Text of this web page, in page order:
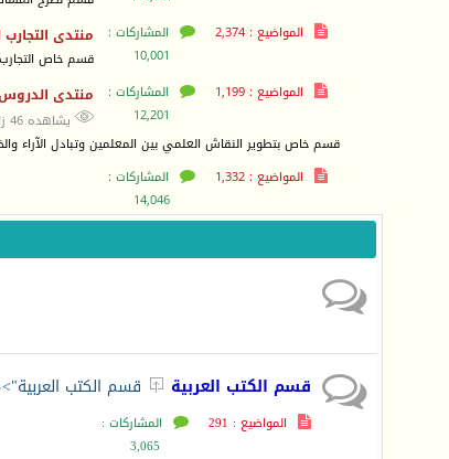
المواضيع : 2,374
المشاركات :
10,001
منتدى التجارب
قسم خاص التجارب
المواضيع : 1,199
المشاركات :
12,201
منتدى الدروس
 يشاهده 46 زائر
قسم خاص بتطوير النقاش العلمي بين المعلمين وتبادل الآراء
المواضيع : 1,332
المشاركات :
14,046
قسم الكتب العربية  قسم الكتب العربية">
المواضيع : 291
المشاركات :
3,065